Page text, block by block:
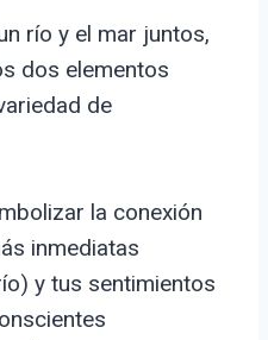
río y el mar juntos,
dos elementos
de
la conexión
inmediatas
y tus sentimientos